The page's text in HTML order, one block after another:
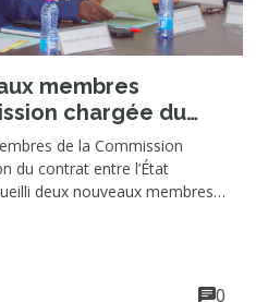
membres
chargée du
l’État togolais et
de la Commission
du contrat entre l’État
deux nouveaux membres
Il s’agit du Commissaire
Téi KONZI, et du
0